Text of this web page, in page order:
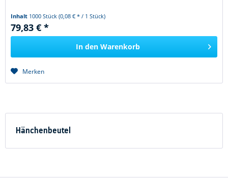
Inhalt 1000 Stück(0,08 € * / 1 Stück)
79,83 € *
In den Warenkorb
Merken
Hänchenbeutel